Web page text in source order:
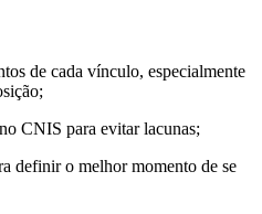
de cada vínculo, especialmente
CNIS para evitar lacunas;
definir o melhor momento de se